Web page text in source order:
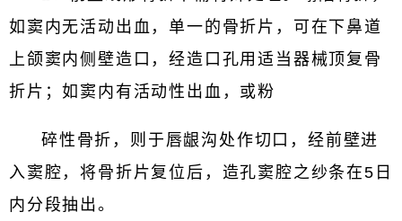
如窦内无活动出血，单一的骨折片，可在下鼻道
上颌窦内侧壁造口，经造口孔用适当器械顶复骨
折片；如窦内有活动性出血，或粉
碎性骨折，则于唇龈沟处作切口，经前壁进
入窦腔，将骨折片复位后，造孔窦腔之纱条在5日
内分段抽出。